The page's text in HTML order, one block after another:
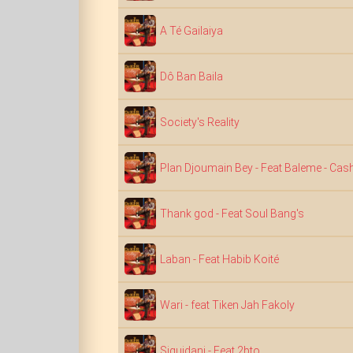
A Té Gailaiya
Dô Ban Baila
Society's Reality
Plan Djoumain Bey - Feat Baleme -
Thank god - Feat Soul Bang's
Laban - Feat Habib Koité
Wari - feat Tiken Jah Fakoly